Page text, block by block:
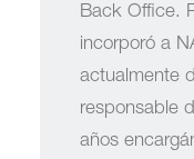
Back Office.
incorporó a
actualmente
responsable
años